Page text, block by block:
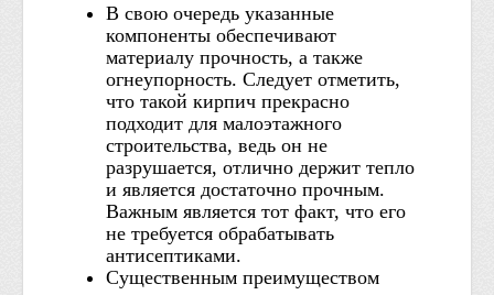
В свою очередь указанные
компоненты обеспечивают
материалу прочность, а также
огнеупорность. Следует отметить,
что такой кирпич прекрасно
подходит для малоэтажного
строительства, ведь он не
разрушается, отлично держит тепло
и является достаточно прочным.
Важным является тот факт, что его
не требуется обрабатывать
антисептиками.
Существенным преимуществом